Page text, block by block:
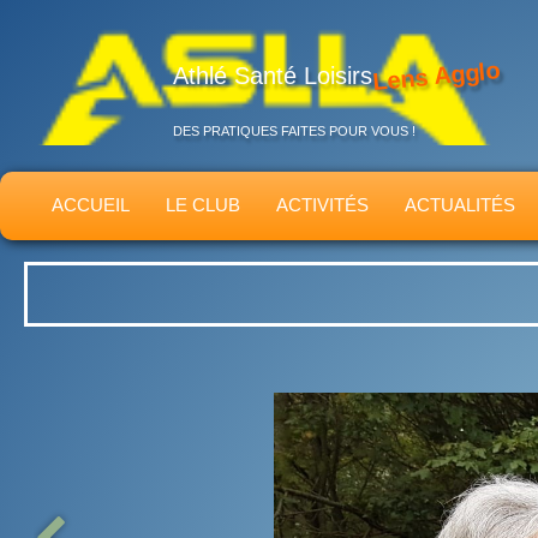
Athlé Santé LoisirsLens Agglo
DES PRATIQUES FAITES POUR VOUS !
ACCUEIL LE CLUB ACTIVITÉS ACTUALITÉS